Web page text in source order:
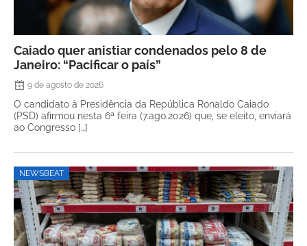
Caiado quer anistiar condenados pelo 8 de
Janeiro: “Pacificar o país”
9 de agosto de 2026
O candidato à Presidência da República Ronaldo Caiado
(PSD) afirmou nesta 6ª feira (7.ago.2026) que, se eleito, enviará
ao Congresso […]
NEWSBEAT